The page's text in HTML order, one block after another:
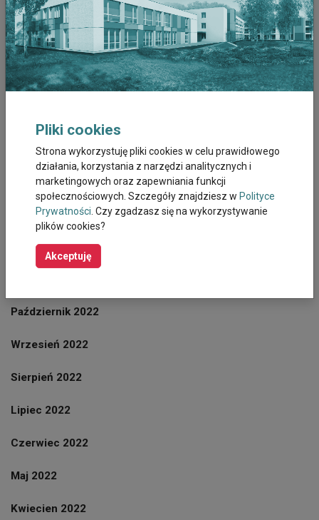
Lipiec 2023
Czerwiec 2023
Maj 2023
Marzec 2023
Luty 2023
Styczeń 2023
Grudzień 2022
Październik 2022
Wrzesień 2022
Sierpień 2022
Lipiec 2022
Czerwiec 2022
Maj 2022
Kwiecien 2022
Pliki cookies
Strona wykorzystuję pliki cookies w celu prawidłowego
działania, korzystania z narzędzi analitycznych i
marketingowych oraz zapewniania funkcji
społecznościowych. Szczegóły znajdziesz w Polityce
Prywatności. Czy zgadzasz się na wykorzystywanie
plików cookies?
Akceptuję